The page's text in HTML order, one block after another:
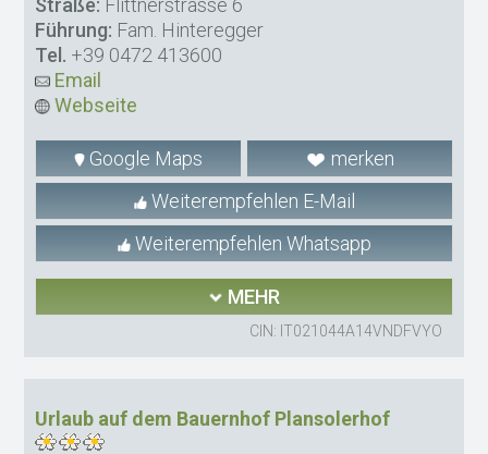
Straße: Flittnerstrasse 6
Führung: Fam. Hinteregger
Tel. +39 0472 413600
Email
Webseite
Google Maps
merken
Weiterempfehlen E-Mail
Weiterempfehlen Whatsapp
MEHR
CIN: IT021044A14VNDFVYO
Urlaub auf dem Bauernhof Plansolerhof